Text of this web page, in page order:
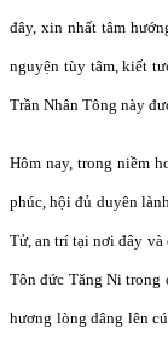
đây, xin nhất tâm
nguyện tùy tâm, kiết
Trần Nhân Tông này
Hôm nay, trong niềm
phúc, hội đủ duyên
Tử, an trí tại nơi đây và
Tôn đức Tăng Ni trong
hương lòng dâng lên